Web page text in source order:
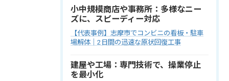
小中規模商店や事務所：多様なニー
ズに、スピーディー対応
【代表事例】志摩市でコンビニの看板・駐車
場解体｜2日間の迅速な原状回復工事
建屋や工場：専門技術で、操業停止
を最小化